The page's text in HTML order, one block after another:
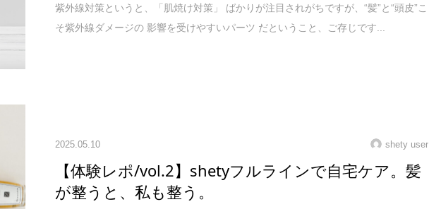
紫外線対策というと、「肌焼け対策」 ばかりが注目されがちですが、“髪”と“頭皮”こ
そ紫外線ダメージの 影響を受けやすいパーツ だということ、ご存じです...
2025.05.10 shety user
【体験レポ/vol.2】shetyフルラインで自宅ケア。髪
が整うと、私も整う。